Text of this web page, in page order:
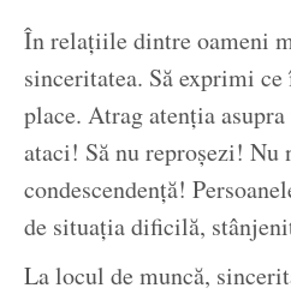
În relațiile dintre oameni
sinceritatea. Să exprimi
place. Atrag atenția
ataci! Să nu reproșezi! Nu
condescendență!
de situația dificilă,
La locul de muncă,